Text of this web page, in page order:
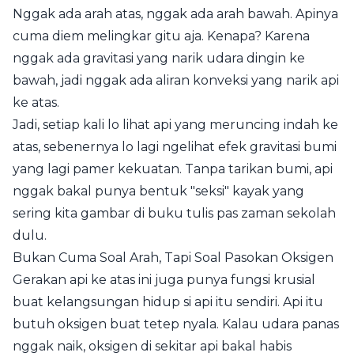
Nggak ada arah atas, nggak ada arah bawah. Apinya
cuma diem melingkar gitu aja. Kenapa? Karena
nggak ada gravitasi yang narik udara dingin ke
bawah, jadi nggak ada aliran konveksi yang narik api
ke atas.
Jadi, setiap kali lo lihat api yang meruncing indah ke
atas, sebenernya lo lagi ngelihat efek gravitasi bumi
yang lagi pamer kekuatan. Tanpa tarikan bumi, api
nggak bakal punya bentuk "seksi" kayak yang
sering kita gambar di buku tulis pas zaman sekolah
dulu.
Bukan Cuma Soal Arah, Tapi Soal Pasokan Oksigen
Gerakan api ke atas ini juga punya fungsi krusial
buat kelangsungan hidup si api itu sendiri. Api itu
butuh oksigen buat tetep nyala. Kalau udara panas
nggak naik, oksigen di sekitar api bakal habis